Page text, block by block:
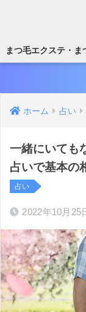
まつ毛エクステ・ま
ホーム 占い
一緒にいても
占いで基本の
占い
2022年10月25